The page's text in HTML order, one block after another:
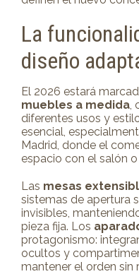
La
diseño
El 2026 estará
muebles a medida
diferentes usos y
esencial,
Madrid, donde el
espacio con el salón
Las mesas
sistemas de apertura
invisibles,
pieza fija. Los
protagonismo:
ocultos y
mantener el orden sin